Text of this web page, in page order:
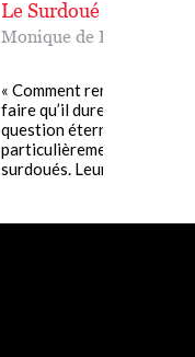
Le Surdoué et l'amour
Monique de Kermadec
« Comment rencontrer
faire qu’il dure toujours ?
question éternelle est
particulièrement aiguë
surdoués. Leur......